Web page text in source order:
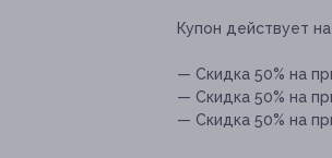
Купон действует
— Скидка 50% на
— Скидка 50% на
— Скидка 50% на